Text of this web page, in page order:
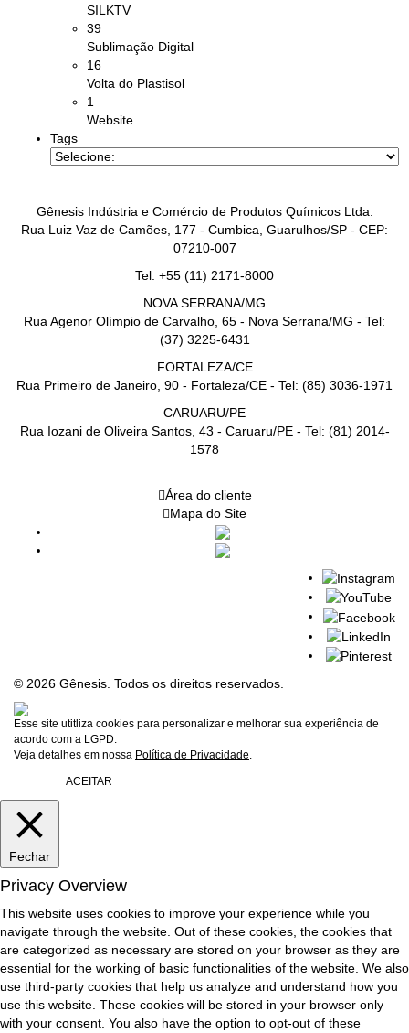
SILKTV
39
Sublimação Digital
16
Volta do Plastisol
1
Website
Tags
Gênesis Indústria e Comércio de Produtos Químicos Ltda.
Rua Luiz Vaz de Camões, 177 - Cumbica, Guarulhos/SP - CEP:
07210-007
Tel: +55 (11) 2171-8000
NOVA SERRANA/MG
Rua Agenor Olímpio de Carvalho, 65 - Nova Serrana/MG - Tel:
(37) 3225-6431
FORTALEZA/CE
Rua Primeiro de Janeiro, 90 - Fortaleza/CE - Tel: (85) 3036-1971
CARUARU/PE
Rua Iozani de Oliveira Santos, 43 - Caruaru/PE - Tel: (81) 2014-
1578
Área do cliente
Mapa do Site
© 2026 Gênesis. Todos os direitos reservados.
Esse site utitliza cookies para personalizar e melhorar sua experiência de
acordo com a LGPD.
Veja detalhes em nossa Política de Privacidade.
ACEITAR
Fechar
Privacy Overview
This website uses cookies to improve your experience while you
navigate through the website. Out of these cookies, the cookies that
are categorized as necessary are stored on your browser as they are
essential for the working of basic functionalities of the website. We also
use third-party cookies that help us analyze and understand how you
use this website. These cookies will be stored in your browser only
with your consent. You also have the option to opt-out of these